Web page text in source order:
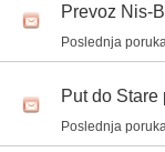
Prevoz Nis-
Poslednja
Put do Stare
Poslednja